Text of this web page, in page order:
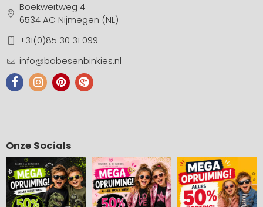
Boekweitweg 4
6534 AC Nijmegen (NL)
+31(0)85 30 31 099
info@babesenbinkies.nl
Onze Socials